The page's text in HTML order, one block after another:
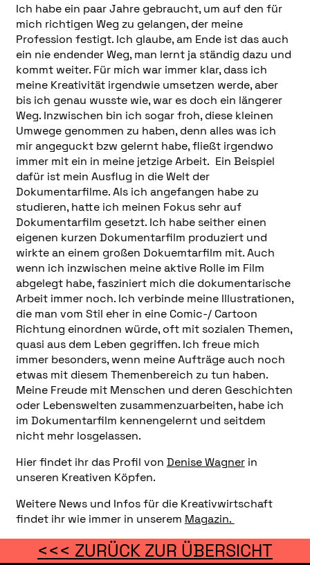
Ich habe ein paar Jahre gebraucht, um auf den für
mich richtigen Weg zu gelangen, der meine
Profession festigt. Ich glaube, am Ende ist das auch
ein nie endender Weg, man lernt ja ständig dazu und
kommt weiter. Für mich war immer klar, dass ich
meine Kreativität irgendwie umsetzen werde, aber
bis ich genau wusste wie, war es doch ein längerer
Weg. Inzwischen bin ich sogar froh, diese kleinen
Umwege genommen zu haben, denn alles was ich
mir angeguckt bzw gelernt habe, fließt irgendwo
immer mit ein in meine jetzige Arbeit. Ein Beispiel
dafür ist mein Ausflug in die Welt der
Dokumentarfilme. Als ich angefangen habe zu
studieren, hatte ich meinen Fokus sehr auf
Dokumentarfilm gesetzt. Ich habe seither einen
eigenen kurzen Dokumentarfilm produziert und
wirkte an einem großen Dokuemtarfilm mit. Auch
wenn ich inzwischen meine aktive Rolle im Film
abgelegt habe, fasziniert mich die dokumentarische
Arbeit immer noch. Ich verbinde meine Illustrationen,
die man vom Stil eher in eine Comic-/ Cartoon
Richtung einordnen würde, oft mit sozialen Themen,
quasi aus dem Leben gegriffen. Ich freue mich
immer besonders, wenn meine Aufträge auch noch
etwas mit diesem Themenbereich zu tun haben.
Meine Freude mit Menschen und deren Geschichten
oder Lebenswelten zusammenzuarbeiten, habe ich
im Dokumentarfilm kennengelernt und seitdem
nicht mehr losgelassen.
Hier findet ihr das Profil von Denise Wagnerin
unseren Kreativen Köpfen.
Weitere News und Infos für die Kreativwirtschaft
findet ihr wie immer in unserem Magazin.
<<< ZURÜCK ZUR ÜBERSICHT